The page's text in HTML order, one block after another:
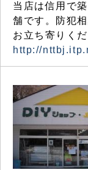
当店は信用で
舗です。防犯
お立ち寄りくだ
http://